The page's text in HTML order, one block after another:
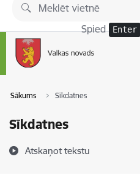
Pāriet uz lapas saturu
Spied Enter
Sākums Sīkdatnes
Sīkdatnes
Atskaņot tekstu